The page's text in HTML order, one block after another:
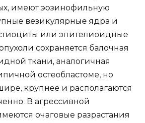
имеют эозинофильную
везикулярные ядра и
или эпителиоидные
сохраняется балочная
ткани, аналогичная
остеобластоме, но
крупнее и располагаются
В агрессивной
очаговые разрастания